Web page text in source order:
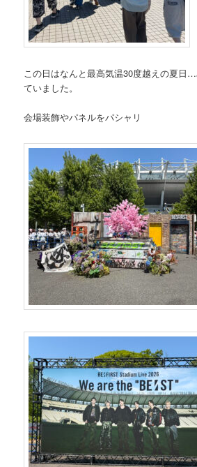
この日はなんと最高気温30度越えの夏日
ていました。
会場装飾やパネルをパシャリ